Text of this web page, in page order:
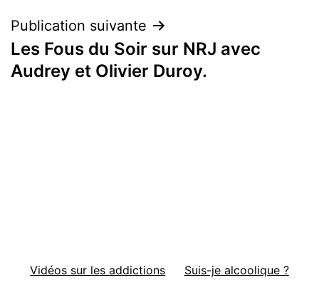
Publication suivante
Les Fous du Soir sur NRJ avec
Audrey et Olivier Duroy.
Vidéos sur les addictions Suis-je alcoolique ?